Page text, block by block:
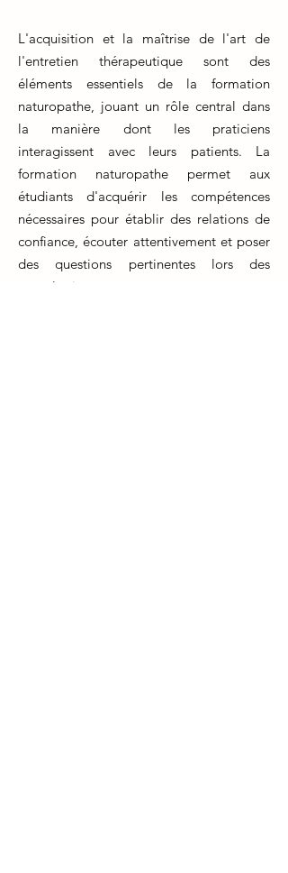
L'acquisition et la maîtrise de l'art de
l'entretien thérapeutique sont des
éléments essentiels de la formation
naturopathe, jouant un rôle central dans
la manière dont les praticiens
interagissent avec leurs patients. La
formation naturopathe permet aux
étudiants d'acquérir les compétences
nécessaires pour établir des relations de
confiance, écouter attentivement et poser
des questions pertinentes lors des
consultations.